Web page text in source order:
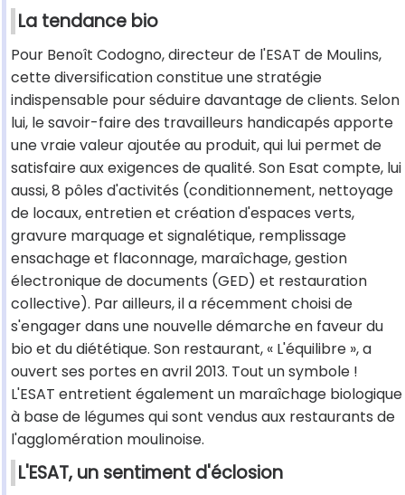
La tendance bio
Pour Benoît Codogno, directeur de l'ESAT de Moulins,
cette diversification constitue une stratégie
indispensable pour séduire davantage de clients. Selon
lui, le savoir-faire des travailleurs handicapés apporte
une vraie valeur ajoutée au produit, qui lui permet de
satisfaire aux exigences de qualité. Son Esat compte, lui
aussi, 8 pôles d'activités (conditionnement, nettoyage
de locaux, entretien et création d'espaces verts,
gravure marquage et signalétique, remplissage
ensachage et flaconnage, maraîchage, gestion
électronique de documents (GED) et restauration
collective). Par ailleurs, il a récemment choisi de
s'engager dans une nouvelle démarche en faveur du
bio et du diététique. Son restaurant, « L'équilibre », a
ouvert ses portes en avril 2013. Tout un symbole !
L'ESAT entretient également un maraîchage biologique
à base de légumes qui sont vendus aux restaurants de
l'agglomération moulinoise.
L'ESAT, un sentiment d'éclosion